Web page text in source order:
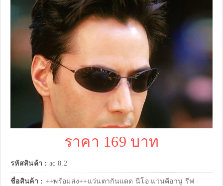
ราคา 169 บาท
รหัสสินค้า : ac 8.2
ชื่อสินค้า : ++พร้อมส่ง++แว่นตากันแดด นีโอ แว่นคีอานู รีฟ